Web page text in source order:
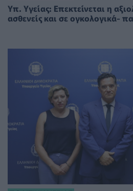
Υπ. Υγείας: Επεκτείνεται η
ασθενείς και σε ογκολογικά-